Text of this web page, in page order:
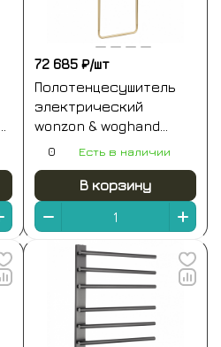
72 685 ₽/шт
Полотенцесушитель
электрический
wonzon & woghand
düsseldorf,
золото (ww-a204-bg)
0 Есть в наличии
В корзину